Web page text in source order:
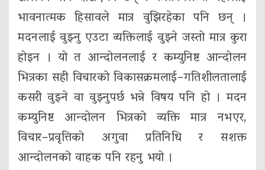
भावनात्मक हिसावले मात्र वुझिरहेका पनि छन् ।
मदनलाई वुझ्नु एउटा व्यक्तिलाई वुझ्ने जस्तो मात्र कुरा
होइन । यो त आन्दोलनलाई र कम्युनिष्ट आन्दोलन
भित्रका सही विचारको विकासक्रमलाई–गतिशीलतालाई
कसरी वुझ्ने वा वुझ्नुपर्छ भन्ने विषय पनि हो । मदन
कम्युनिष्ट आन्दोलन भित्रको व्यक्ति मात्र नभएर,
विचार–प्रवृत्तिको अगुवा प्रतिनिधि र सशक्त
आन्दोलनको वाहक पनि रहनु भयो ।